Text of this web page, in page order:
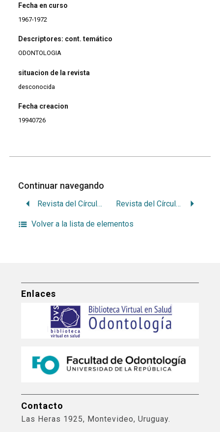
Fecha en curso
1967-1972
Descriptores: cont. temático
ODONTOLOGIA
situacion de la revista
desconocida
Fecha creacion
19940726
Continuar navegando
Revista del Círculo Argentino de Odontología Revista del Círculo Odontológico de Rosario.
Volver a la lista de elementos
Enlaces
Contacto
Las Heras 1925, Montevideo, Uruguay.